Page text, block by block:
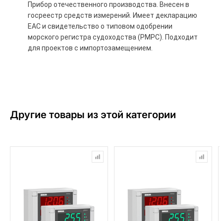
Прибор отечественного производства. Внесен в
госреестр средств измерений. Имеет декларацию
ЕАС и свидетельство о типовом одобрении
морского регистра судоходства (РМРС). Подходит
для проектов с импортозамещением.
Другие товары из этой категории